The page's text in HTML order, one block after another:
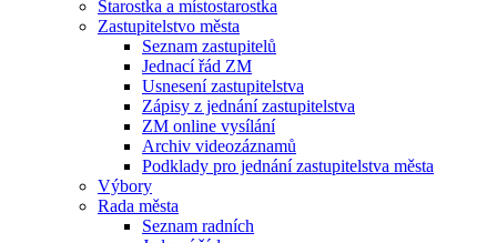
Starostka a místostarostka
Zastupitelstvo města
Seznam zastupitelů
Jednací řád ZM
Usnesení zastupitelstva
Zápisy z jednání zastupitelstva
ZM online vysílání
Archiv videozáznamů
Podklady pro jednání zastupitelstva města
Výbory
Rada města
Seznam radních